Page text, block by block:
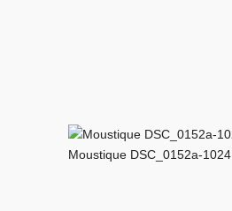
Moustique DSC_0152a-1024